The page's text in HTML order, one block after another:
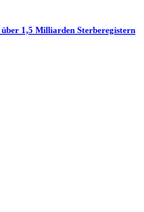
1,5 Milliarden Sterberegistern